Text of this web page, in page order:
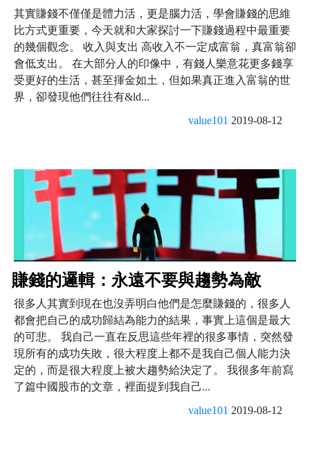
其實賺錢不僅僅是體力活，更是腦力活，學會賺錢的思維
比方式更重要，今天就和大家探討一下賺錢過程中最重要
的幾個觀念。 收入與支出 高收入不一定成富翁，真富翁卻
會低支出。 在大部分人的印像中，有錢人樂意花更多錢享
受更好的生活，甚至揮金如土，但如果真正進入富翁的世
界，卻發現他們往往有&ld...
value101 2019-08-12
賺錢的邏輯：永遠不要與趨勢為敵
很多人其實到現在也沒弄明白他們是怎麼賺錢的，很多人
都會把自己的成功歸結為能力的結果，事實上這個是最大
的可悲。 我自己一直在反思這些年裡的很多事情，突然發
現所有的成功失敗，很大程度上都不是我自己個人能力決
定的，而是很大程度上被大趨勢給決定了。 我很多年前寫
了篇中國股市的文章，裡面提到我自己...
value101 2019-08-12